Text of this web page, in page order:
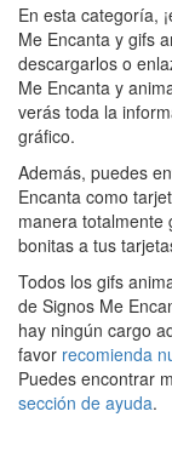
En esta categoría,
Me Encanta y gifs
descargarlos o
Me Encanta y
verás toda la
gráfico.
Además, puedes
Encanta como
manera totalmente
bonitas a tus
Todos los gifs
de Signos Me
hay ningún cargo
favor recomienda
Puedes encontrar
sección de ayuda.